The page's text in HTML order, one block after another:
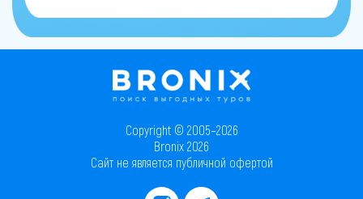
Copyright © 2005–2026
Bronix 2026
Сайт не является публичной офертой